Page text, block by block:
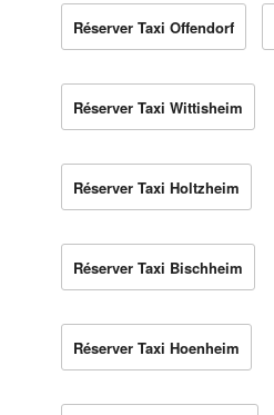
Réserver Taxi Offendorf
Réserver Taxi Wittisheim
Réserver Taxi Holtzheim
Réserver Taxi Bischheim
Réserver Taxi Hoenheim